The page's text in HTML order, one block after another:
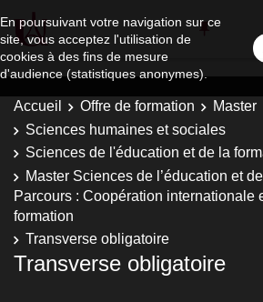
En poursuivant votre navigation sur ce
site, vous acceptez l'utilisation de
cookies à des fins de mesure
d'audience (statistiques anonymes).
Accueil Offre de formation
Master
Sciences humaines et sociales
Sciences de l'éducation et de la
Master Sciences de l’éducation et
Parcours : Coopération internationale
formation
Transverse obligatoire
Transverse obligatoire